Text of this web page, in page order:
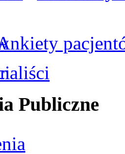
Publiczne